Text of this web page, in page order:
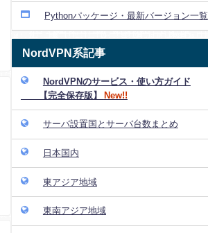
Pythonパッケージ・最新バージョン一覧
NordVPN系記事
NordVPNのサービス・使い方ガイド
【完全保存版】
New!!
サーバ設置国とサーバ台数まとめ
日本国内
東アジア地域
東南アジア地域